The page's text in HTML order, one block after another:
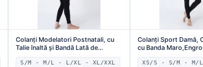
Colanți Modelatori Postnatali, cu
Talie înaltă și Bandă Lată de
Susținere,Culoare Negru,Engros
S/M - M/L - L/XL - XL/XXL
Colanți Sport Damă,
cu Banda
XS/S - S/M - M/